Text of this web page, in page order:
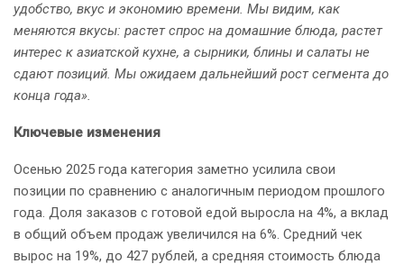
удобство, вкус и экономию времени. Мы видим, как
меняются вкусы: растет спрос на домашние блюда, растет
интерес к азиатской кухне, а сырники, блины и салаты не
сдают позиций. Мы ожидаем дальнейший рост сегмента до
конца года».
Ключевые изменения
Осенью 2025 года категория заметно усилила свои
позиции по сравнению с аналогичным периодом прошлого
года. Доля заказов с готовой едой выросла на 4%, а вклад
в общий объем продаж увеличился на 6%. Средний чек
вырос на 19%, до 427 рублей, а средняя стоимость блюда